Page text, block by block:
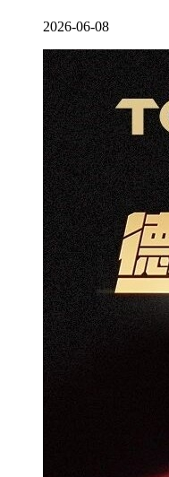
2026-06-08